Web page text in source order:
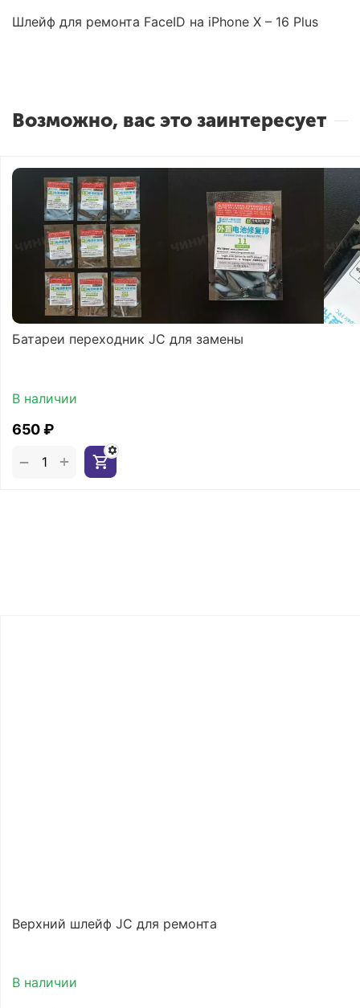
Шлейф для ремонта FaceID на iPhone X – 16 Plus
Возможно, вас это заинтересует
Батареи переходник JC для замены
В наличии
‍650‍₽
+
−
Верхний шлейф JC для ремонта
В наличии